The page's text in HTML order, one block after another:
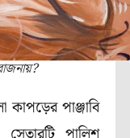
কাপড়ের পাঞ্জাবি